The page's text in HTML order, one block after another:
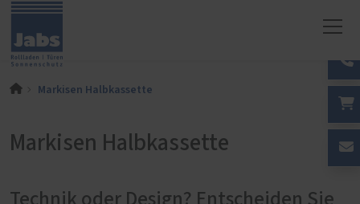
Markisen Halbkassette
Markisen Halbkassette
Technik oder Design? Entscheiden Sie